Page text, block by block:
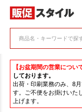
【お盆期間の営業について
しております。
出荷・印刷業務のみ、8
す。ご不便をお掛けいた
上げます。